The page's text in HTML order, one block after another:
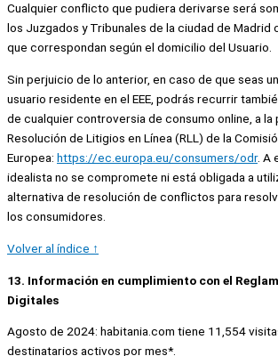
Cualquier conflicto que pudiera derivarse será
los Juzgados y Tribunales de la ciudad de Madrid
que correspondan según el domicilio del Usuario.
Sin perjuicio de lo anterior, en caso de que seas
usuario residente en el EEE, podrás recurrir
de cualquier controversia de consumo online, a la
Resolución de Litigios en Línea (RLL) de la
Europea: https://ec.europa.eu/consumers/odr. A
idealista no se compromete ni está obligada a
alternativa de resolución de conflictos para
los consumidores.
Volver al índice ↑
13. Información en cumplimiento con el
Digitales
Agosto de 2024: habitania.com tiene 11,554
destinatarios activos por mes*.